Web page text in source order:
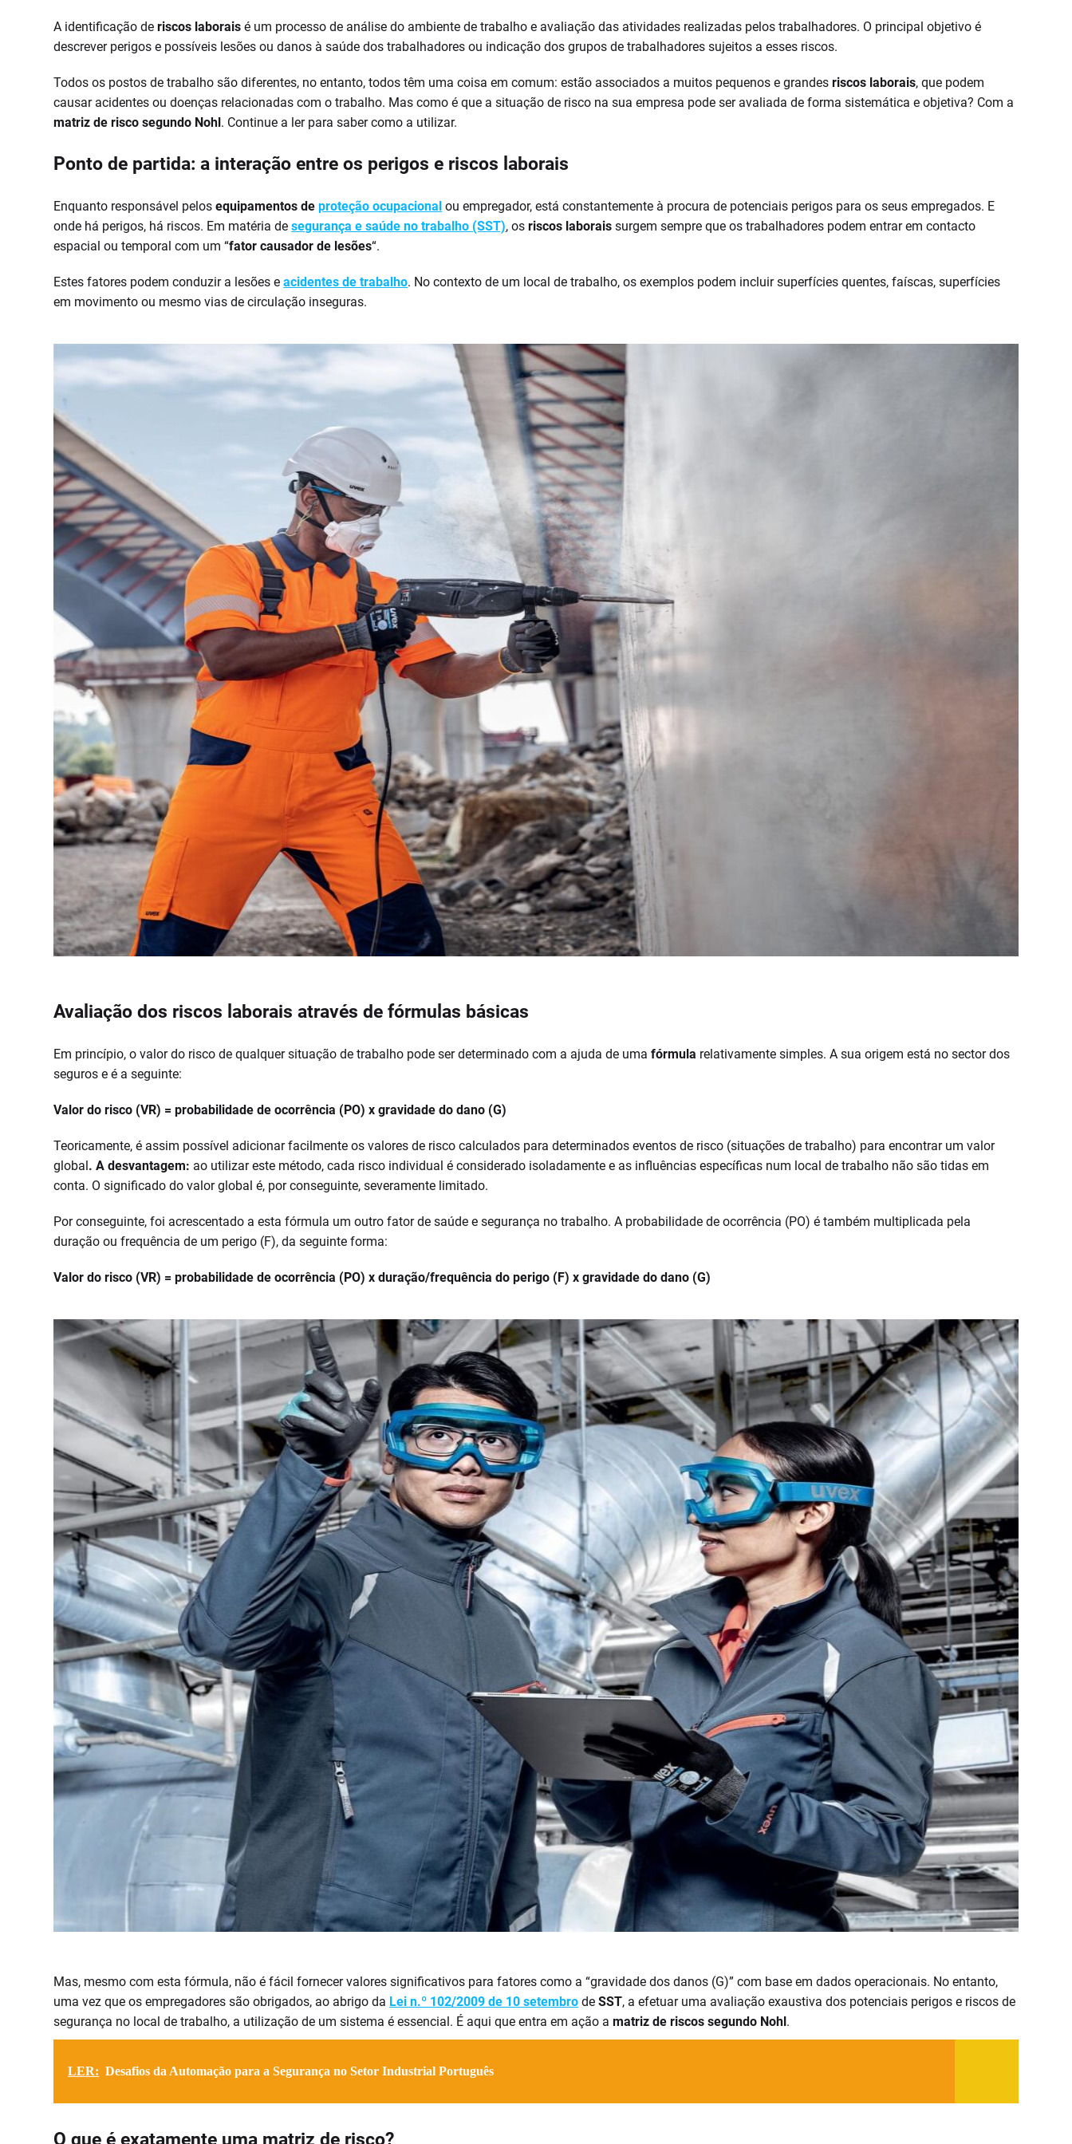
A identificação deriscos laborais é um processo de análise do ambiente de trabalho e avaliação das atividades realizadas pelos trabalhadores. O principal objetivo é
descrever perigos e possíveis lesões ou danos à saúde dos trabalhadores ou indicação dos grupos de trabalhadores sujeitos a esses riscos.
Todos os postos de trabalho são diferentes, no entanto, todos têm uma coisa em comum: estão associados a muitos pequenos e grandesriscos laborais, que podem
causar acidentes ou doenças relacionadas com o trabalho. Mas como é que a situação de risco na sua empresa pode ser avaliada de forma sistemática e objetiva? Com a
matriz de risco segundo Nohl. Continue a ler para saber como a utilizar.
Ponto de partida: a interação entre os perigos e riscos laborais
Enquanto responsável pelosequipamentos deproteção ocupacional ou empregador, está constantemente à procura de potenciais perigos para os seus empregados. E
onde há perigos, há riscos. Em matéria desegurança e saúde no trabalho (SST), osriscos laborais surgem sempre que os trabalhadores podem entrar em contacto
espacial ou temporal com um “fator causador de lesões“.
Estes fatores podem conduzir a lesões eacidentes de trabalho. No contexto de um local de trabalho, os exemplos podem incluir superfícies quentes, faíscas, superfícies
em movimento ou mesmo vias de circulação inseguras.
Avaliação dos riscos laborais através de fórmulas básicas
Em princípio, o valor do risco de qualquer situação de trabalho pode ser determinado com a ajuda de umafórmula relativamente simples. A sua origem está no sector dos
seguros e é a seguinte:
Valor do risco (VR) = probabilidade de ocorrência (PO) x gravidade do dano (G)
Teoricamente, é assim possível adicionar facilmente os valores de risco calculados para determinados eventos de risco (situações de trabalho) para encontrar um valor
global. A desvantagem: ao utilizar este método, cada risco individual é considerado isoladamente e as influências específicas num local de trabalho não são tidas em
conta. O significado do valor global é, por conseguinte, severamente limitado.
Por conseguinte, foi acrescentado a esta fórmula um outro fator de saúde e segurança no trabalho. A probabilidade de ocorrência (PO) é também multiplicada pela
duração ou frequência de um perigo (F), da seguinte forma:
Valor do risco (VR) = probabilidade de ocorrência (PO) x duração/frequência do perigo (F) x gravidade do dano (G)
Mas, mesmo com esta fórmula, não é fácil fornecer valores significativos para fatores como a “gravidade dos danos (G)” com base em dados operacionais. No entanto,
uma vez que os empregadores são obrigados, ao abrigo da Lei n.º 102/2009 de 10 setembro deSST, a efetuar uma avaliação exaustiva dos potenciais perigos e riscos de
segurança no local de trabalho, a utilização de um sistema é essencial. É aqui que entra em ação amatriz de riscos segundo Nohl.
LER: Desafios da Automação para a Segurança no Setor Industrial Português
O que é exatamente uma matriz de risco?